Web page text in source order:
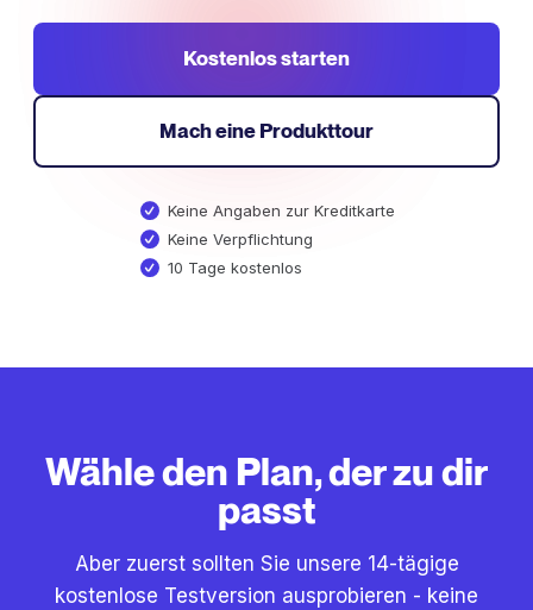
Kostenlos starten
Mach eine Produkttour
Keine Angaben zur Kreditkarte
Keine Verpflichtung
10 Tage kostenlos
Wähle den Plan, der zu dir
passt
Aber zuerst sollten Sie unsere 14-tägige
kostenlose Testversion ausprobieren - keine